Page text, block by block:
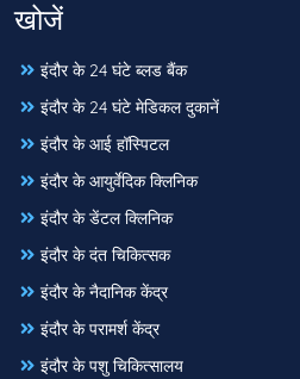
खोजें
इंदौर के 24 घंटे ब्लड बैंक
इंदौर के 24 घंटे मेडिकल दुकानें
इंदौर के आई हॉस्पिटल
इंदौर के आयुर्वेदिक क्लिनिक
इंदौर के डेंटल क्लिनिक
इंदौर के दंत चिकित्सक
इंदौर के नैदानिक केंद्र
इंदौर के परामर्श केंद्र
इंदौर के पशु चिकित्सालय